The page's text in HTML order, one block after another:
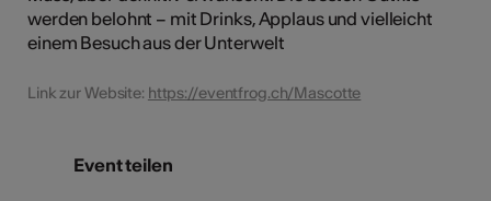
werden belohnt – mit Drinks, Applaus und vielleicht
einem Besuch aus der Unterwelt
Link zur Website: https://eventfrog.ch/Mascotte
Event teilen